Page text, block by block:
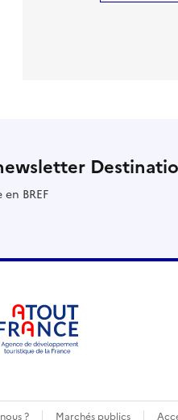
BREF
? Marchés publics